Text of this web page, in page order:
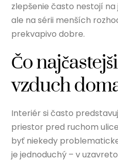
zlepšenie často nestojí
ale na sérii menších
prekvapivo dobre.
Čo
vzduch
Interiér si často
priestor pred ruchom
byť niekedy
je jednoduchý – v